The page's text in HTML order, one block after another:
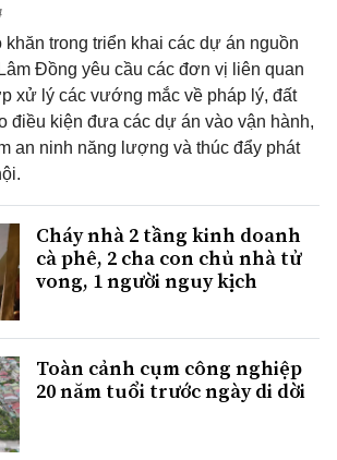
trong triển khai các dự án nguồn
Đồng yêu cầu các đơn vị liên quan
xử lý các vướng mắc về pháp lý, đất
điều kiện đưa các dự án vào vận hành,
an ninh năng lượng và thúc đẩy phát
Cháy nhà 2 tầng kinh doanh
cà phê, 2 cha con chủ nhà tử
vong, 1 người nguy kịch
Toàn cảnh cụm công nghiệp
20 năm tuổi trước ngày di dời